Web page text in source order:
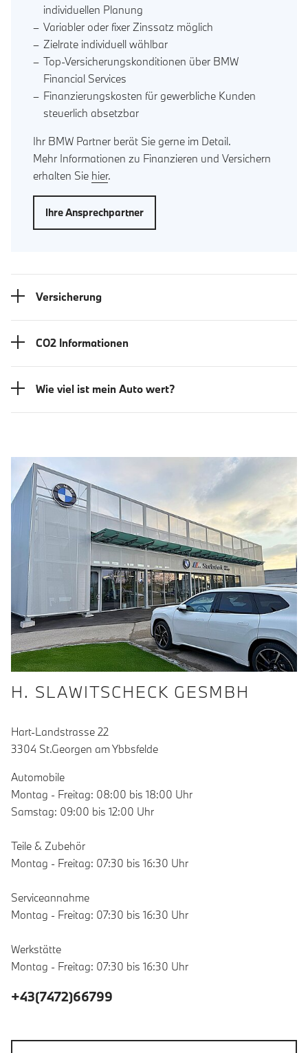
individuellen Planung
Variabler oder fixer Zinssatz möglich
Zielrate individuell wählbar
Top-Versicherungskonditionen über BMW
Financial Services
Finanzierungskosten für gewerbliche Kunden
steuerlich absetzbar
Ihr BMW Partner berät Sie gerne im Detail.
Mehr Informationen zu Finanzieren und Versichern
erhalten Sie hier.
Ihre Ansprechpartner
Versicherung
CO2 Informationen
Wie viel ist mein Auto wert?
H. SLAWITSCHECK GESMBH
Hart-Landstrasse 22
3304 St.Georgen am Ybbsfelde
Automobile
Montag - Freitag: 08:00 bis 18:00 Uhr
Samstag: 09:00 bis 12:00 Uhr
Teile & Zubehör
Montag - Freitag: 07:30 bis 16:30 Uhr
Serviceannahme
Montag - Freitag: 07:30 bis 16:30 Uhr
Werkstätte
Montag - Freitag: 07:30 bis 16:30 Uhr
+43(7472)66799